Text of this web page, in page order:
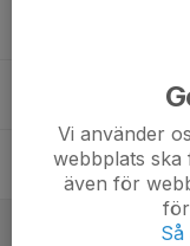
Vi använder
webbplats ska
även för